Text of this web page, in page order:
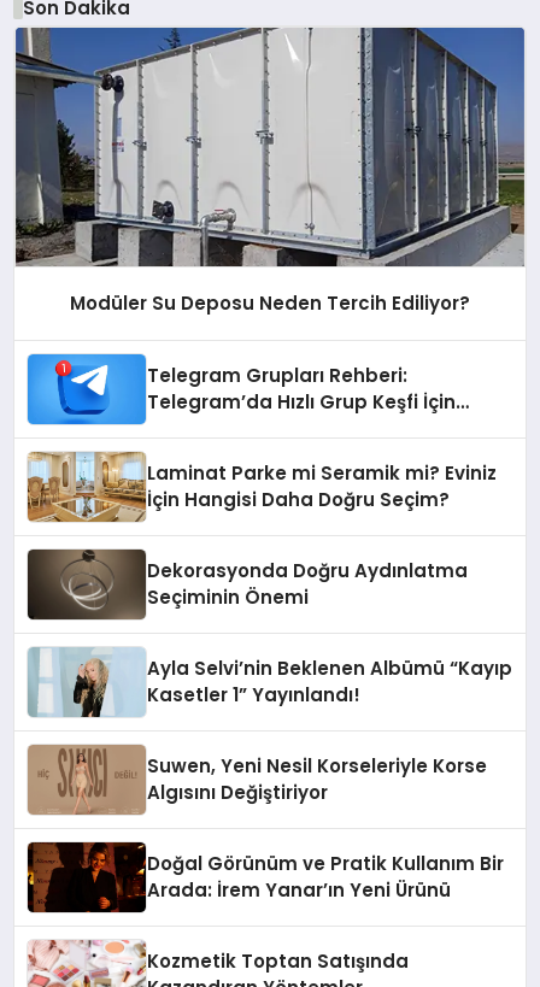
Son Dakika
Modüler Su Deposu Neden Tercih Ediliyor?
Telegram Grupları Rehberi:
Telegram’da Hızlı Grup Keşfi İçin
Laminat Parke mi Seramik mi? Eviniz
İçin Hangisi Daha Doğru Seçim?
Dekorasyonda Doğru Aydınlatma
Seçiminin Önemi
Ayla Selvi’nin Beklenen Albümü “Kayıp
Kasetler 1” Yayınlandı!
Suwen, Yeni Nesil Korseleriyle Korse
Algısını Değiştiriyor
Doğal Görünüm ve Pratik Kullanım Bir
Arada: İrem Yanar’ın Yeni Ürünü
Kozmetik Toptan Satışında